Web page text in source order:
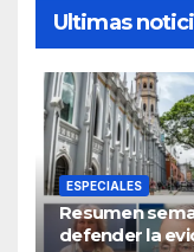
Ultimas
ESPECIALES
Resumen
defender la